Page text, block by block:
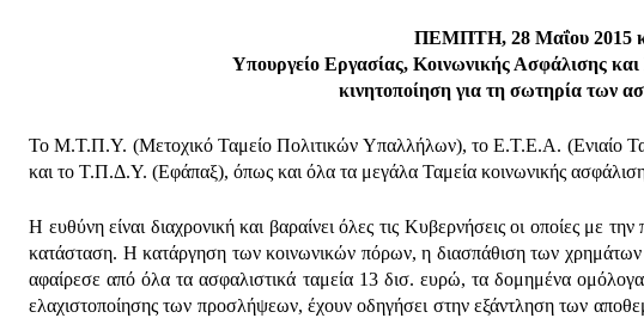
ΠΕΜΠΤΗ, 28 Μαΐου 2015
Υπουργείο Εργασίας, Κοινωνικής Ασφάλισης
κινητοποίηση για τη σωτηρία των
Το Μ.Τ.Π.Υ. (Μετοχικό Ταμείο Πολιτικών Υπαλλήλων), το Ε.Τ.Ε.Α. (Ενιαίο
και το Τ.Π.Δ.Υ. (Εφάπαξ), όπως και όλα τα μεγάλα Ταμεία κοινωνικής
Η ευθύνη είναι διαχρονική και βαραίνει όλες τις Κυβερνήσεις οι οποίες με
κατάσταση. Η κατάργηση των κοινωνικών πόρων, η διασπάθιση των
αφαίρεσε από όλα τα ασφαλιστικά ταμεία 13 δισ. ευρώ, τα δομημένα
ελαχιστοποίησης των προσλήψεων, έχουν οδηγήσει στην εξάντληση των